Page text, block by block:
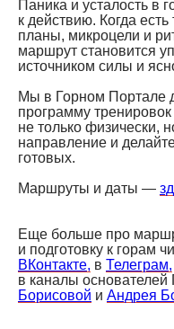
Паника и усталость в
к действию. Когда
планы, микроцели и
маршрут становится
источником силы и
Мы в Горном Портале
программу
не только физически,
направление и
готовых.
Маршруты и даты —
Еще больше про
и подготовку к горам
ВКонтакте, в Телеграм,
в каналы основателей
Борисовой и Андрея